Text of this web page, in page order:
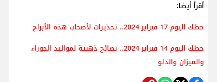
أقرأ أيضا:
حظك اليوم 17 فبراير 2024.. تحذيرات لأصحاب هذه الأبراج
حظك اليوم 14 فبراير 2024.. نصائح ذهبية لمواليد الجوزاء
والميزان والدلو